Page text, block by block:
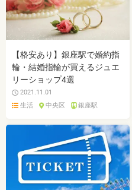
【格安あり】銀座駅で婚約指
輪・結婚指輪が買えるジュエ
リーショップ4選
2021.11.01
生活
中央区 銀座駅